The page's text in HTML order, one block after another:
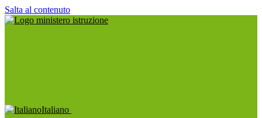
Salta al contenuto
Italiano